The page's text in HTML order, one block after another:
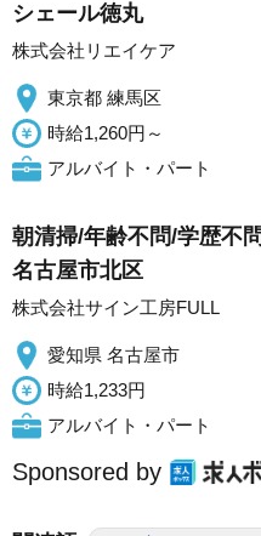
シェール徳丸
株式会社リエイケア
東京都 練馬区
時給1,260円～
アルバイト・パート
朝清掃/年齢不問/学歴不
名古屋市北区
株式会社サイン工房FULL
愛知県 名古屋市
時給1,233円
アルバイト・パート
Sponsored by